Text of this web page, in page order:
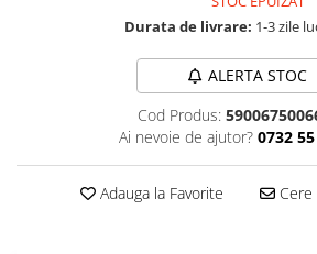
Starea de bine
Terapii Alternative
Durata de livrare: 1-3 zile
ALERTA STOC
Cod Produs:
Ai nevoie de ajutor? 0732
Adauga la Favorite Cere